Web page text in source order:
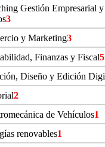
Gestión Empresarial
3
y Marketing3
Finanzas y Fiscal5
Diseño y Edición
2
de Vehículos1
renovables1